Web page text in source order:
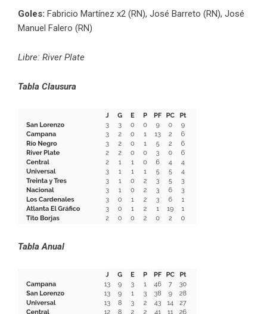
Goles: Fabricio Martínez x2 (RN), José Barreto (RN), José
Manuel Falero (RN)
Libre: River Plate
Tabla Clausura
Tabla Anual